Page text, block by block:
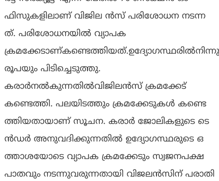
ഫിസുകളിലാണ് വിജില ൻസ് പ​രി​ശോ​ധ​ന ന​ട​ന്ന​
ത്. പരിശോധനയിൽ വ്യാപക
രൂപയും പിടിച്ചെടുത്തു.
കരാർനൽകുന്നതിൽവിജിലൻസ് ക്രമക്കേട്
കണ്ടെത്തി. പ​ല​യി​ട​ത്തും ക്ര​മ​ക്കേ​ടു​ക​ൾ ക​ണ്ടെ​
ത്തി​യ​താ​യാ​ണ്​ സൂ​ച​ന. ക​രാ​ർ ​​ജോ​ലി​ക​ളു​ടെ ടെ​
ൻ​ഡ​ർ അ​നു​വ​ദി​ക്കു​ന്ന​തി​ൽ ഉ​ദ്യോ​ഗ​സ്ഥ​രു​ടെ ഒ​
ത്താ​ശ​യോ​ടെ വ്യാ​പ​ക ക്ര​മ​ക്കേ​ടും സ്വ​ജ​ന​പ​ക്ഷ​
പാ​ത​വും ന​ട​ന്നു​വ​രു​ന്ന​താ​യി വി​ജ​ല​ൻ​സി​ന്​ പ​രാ​തി